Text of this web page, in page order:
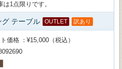
は1点限りです。
テーブル OUTLET 訳あり
価格
¥15,000（税込）